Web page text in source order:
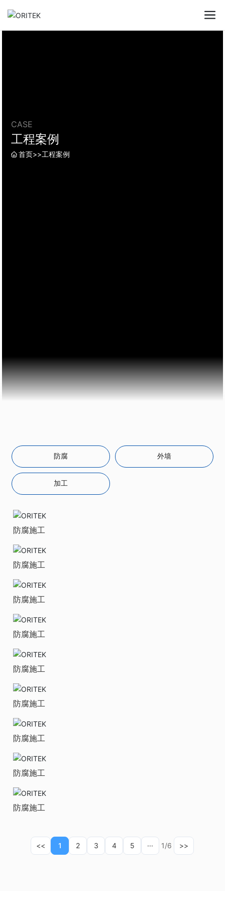
CASE
工程案例
首页>>工程案例
防腐 外墙
加工
防腐施工
防腐施工
防腐施工
防腐施工
防腐施工
防腐施工
防腐施工
防腐施工
防腐施工
<< 1 2 3 4 5 ··· 1/6 >>